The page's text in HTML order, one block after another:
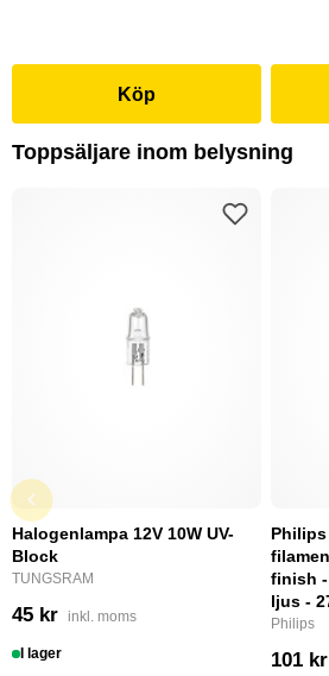
Köp
Toppsäljare inom belysning
Halogenlampa 12V 10W UV-
Block
TUNGSRAM
45 kr inkl. moms
I lager
Philips
finish -
ljus -
Philips
101 kr